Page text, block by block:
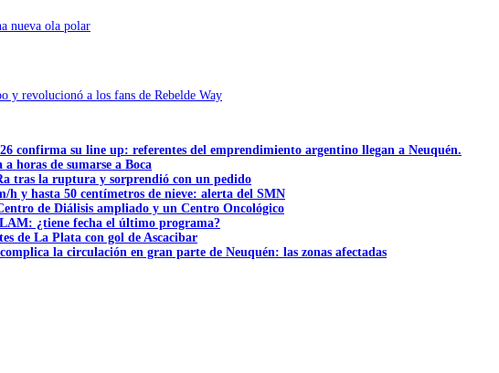
nueva ola polar
y revolucionó a los fans de Rebelde Way
confirma su line up: referentes del emprendimiento argentino llegan a Neuquén.
horas de sumarse a Boca
tras la ruptura y sorprendió con un pedido
h y hasta 50 centímetros de nieve: alerta del SMN
de Diálisis ampliado y un Centro Oncológico
¿tiene fecha el último programa?
de La Plata con gol de Ascacibar
la circulación en gran parte de Neuquén: las zonas afectadas